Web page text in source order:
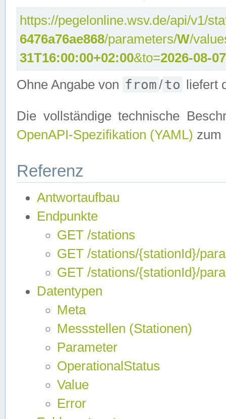
https://pegelonline.wsv.de/api/v1/
6476a76ae868/parameters/W/
31T16:00:00+02:00&to=2026-08-
Ohne Angabe von from/to liefert
Die vollständige technische
OpenAPI-Spezifikation (YAML) zum
Referenz
Antwortaufbau
Endpunkte
GET /stations
GET /stations/{stationId}/
GET /stations/{stationId}/
Datentypen
Meta
Messstellen (Stationen)
Parameter
OperationalStatus
Value
Error